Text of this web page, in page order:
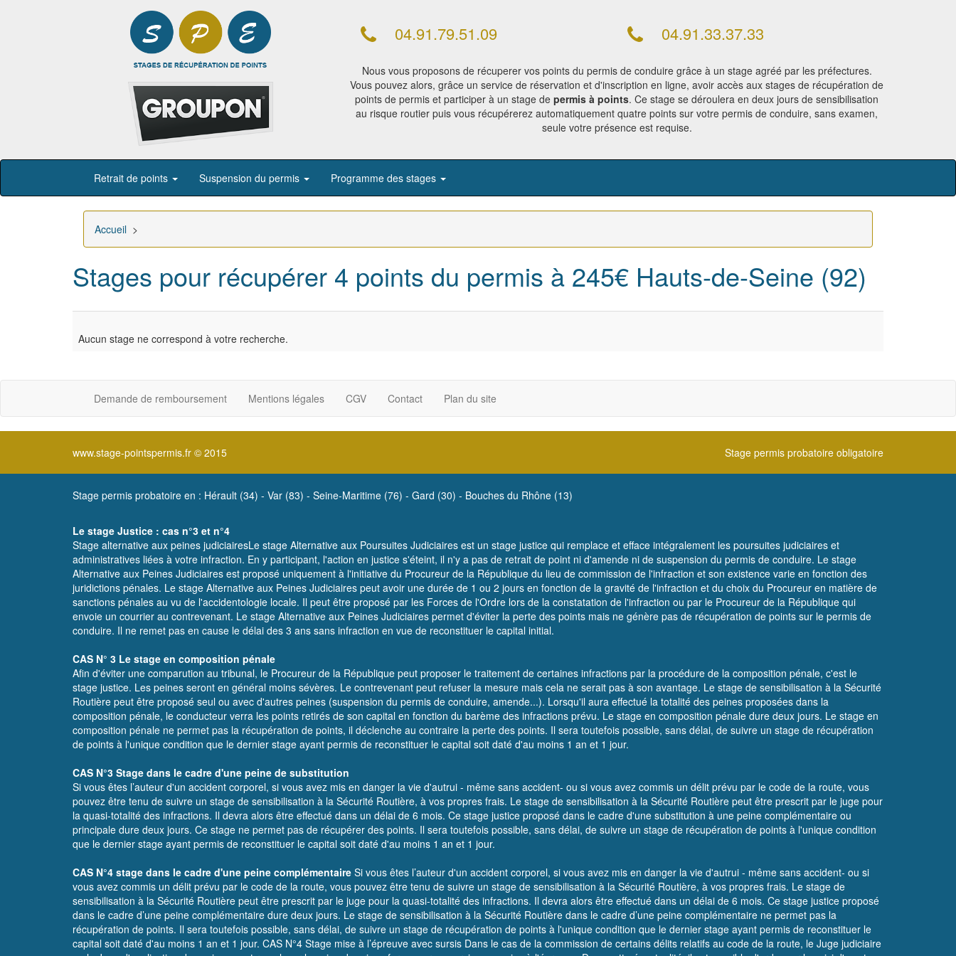
04.91.79.51.09 04.91.33.37.33
Nous vous proposons de récuperer vos points du permis de conduire grâce à un stage agréé par les préfectures.
Vous pouvez alors, grâce un service de réservation et d'inscription en ligne, avoir accès aux stages de récupération de
points de permis et participer à un stage de permis à points. Ce stage se déroulera en deux jours de sensibilisation
au risque routier puis vous récupérerez automatiquement quatre points sur votre permis de conduire, sans examen,
seule votre présence est requise.
Retrait de points Suspension du permis Programme des stages
Accueil >
Stages pour récupérer 4 points du permis à 245€ Hauts-de-Seine (92)
Aucun stage ne correspond à votre recherche.
Demande de remboursement Mentions légales CGV Contact Plan du site
www.stage-pointspermis.fr © 2015 Stage permis probatoire obligatoire
Stage permis probatoire en : Hérault (34) - Var (83) - Seine-Maritime (76) - Gard (30) - Bouches du Rhône (13)
Le stage Justice : cas n°3 et n°4
Stage alternative aux peines judiciairesLe stage Alternative aux Poursuites Judiciaires est un stage justice qui remplace et efface intégralement les poursuites judiciaires et
administratives liées à votre infraction. En y participant, l'action en justice s'éteint, il n'y a pas de retrait de point ni d'amende ni de suspension du permis de conduire. Le stage
Alternative aux Peines Judiciaires est proposé uniquement à l'initiative du Procureur de la République du lieu de commission de l'infraction et son existence varie en fonction des
juridictions pénales. Le stage Alternative aux Peines Judiciaires peut avoir une durée de 1 ou 2 jours en fonction de la gravité de l'infraction et du choix du Procureur en matière de
sanctions pénales au vu de l'accidentologie locale. Il peut être proposé par les Forces de l'Ordre lors de la constatation de l'infraction ou par le Procureur de la République qui
envoie un courrier au contrevenant. Le stage Alternative aux Peines Judiciaires permet d'éviter la perte des points mais ne génère pas de récupération de points sur le permis de
conduire. Il ne remet pas en cause le délai des 3 ans sans infraction en vue de reconstituer le capital initial.
CAS N° 3 Le stage en composition pénale
Afin d'éviter une comparution au tribunal, le Procureur de la République peut proposer le traitement de certaines infractions par la procédure de la composition pénale, c'est le
stage justice. Les peines seront en général moins sévères. Le contrevenant peut refuser la mesure mais cela ne serait pas à son avantage. Le stage de sensibilisation à la Sécurité
Routière peut être proposé seul ou avec d'autres peines (suspension du permis de conduire, amende...). Lorsqu'il aura effectué la totalité des peines proposées dans la
composition pénale, le conducteur verra les points retirés de son capital en fonction du barème des infractions prévu. Le stage en composition pénale dure deux jours. Le stage en
composition pénale ne permet pas la récupération de points, il déclenche au contraire la perte des points. Il sera toutefois possible, sans délai, de suivre un stage de récupération
de points à l'unique condition que le dernier stage ayant permis de reconstituer le capital soit daté d'au moins 1 an et 1 jour.
CAS N°3 Stage dans le cadre d'une peine de substitution
Si vous êtes l’auteur d'un accident corporel, si vous avez mis en danger la vie d'autrui - même sans accident- ou si vous avez commis un délit prévu par le code de la route, vous
pouvez être tenu de suivre un stage de sensibilisation à la Sécurité Routière, à vos propres frais. Le stage de sensibilisation à la Sécurité Routière peut être prescrit par le juge pour
la quasi-totalité des infractions. Il devra alors être effectué dans un délai de 6 mois. Ce stage justice proposé dans le cadre d'une substitution à une peine complémentaire ou
principale dure deux jours. Ce stage ne permet pas de récupérer des points. Il sera toutefois possible, sans délai, de suivre un stage de récupération de points à l'unique condition
que le dernier stage ayant permis de reconstituer le capital soit daté d'au moins 1 an et 1 jour.
CAS N°4 stage dans le cadre d'une peine complémentaire Si vous êtes l’auteur d'un accident corporel, si vous avez mis en danger la vie d'autrui - même sans accident- ou si
vous avez commis un délit prévu par le code de la route, vous pouvez être tenu de suivre un stage de sensibilisation à la Sécurité Routière, à vos propres frais. Le stage de
sensibilisation à la Sécurité Routière peut être prescrit par le juge pour la quasi-totalité des infractions. Il devra alors être effectué dans un délai de 6 mois. Ce stage justice proposé
dans le cadre d’une peine complémentaire dure deux jours. Le stage de sensibilisation à la Sécurité Routière dans le cadre d’une peine complémentaire ne permet pas la
récupération de points. Il sera toutefois possible, sans délai, de suivre un stage de récupération de points à l'unique condition que le dernier stage ayant permis de reconstituer le
capital soit daté d'au moins 1 an et 1 jour. CAS N°4 Stage mise à l’épreuve avec sursis Dans le cas de la commission de certains délits relatifs au code de la route, le Juge judiciaire